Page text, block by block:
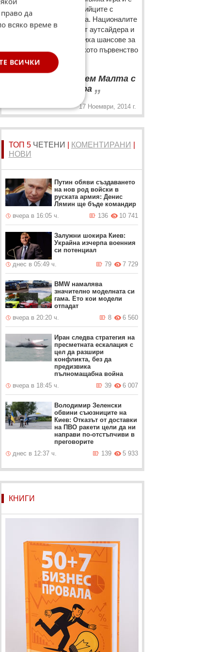
трябвало да бием малтийците с
шамари дори, а не с игра. Националите
ни не успяха да победят аутсайдера и
до голяма степен загубиха шансове за
класиране на европейското първенство
след две години.
“
Трябваше да бием Малта с
шамари, а не с игра „
17 Ноември, 2014 г.
ТОП 5 ЧЕТЕНИ КОМЕНТИРАНИ
НОВИ
Путин обяви създаването
на нов род войски в
руската армия: Денис
Лямин ще бъде командир
вчера в 16:05 ч.
10 741
136
Залужни шокира Киев:
Украйна изчерпа военния
си потенциал
днес в 05:49 ч.
7 729
79
BMW намалява
значително моделната си
гама. Ето кои модели
отпадат
вчера в 20:20 ч.
6 560
8
Иран следва стратегия на
пресметната ескалация с
цел да разшири
конфликта, без да
предизвика
пълномащабна война
вчера в 18:45 ч.
6 007
39
Володимир Зеленски
обвини съюзниците на
Киев: Отказът от доставки
на ПВО ракети цели да ни
направи по-отстъпчиви в
преговорите
днес в 12:37 ч.
5 933
139
КНИГИ
да
всяко време в
ВСИЧКИ